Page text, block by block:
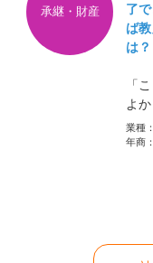
承継・財産
了
ば
は？
「
よ
か
わせ
業種：
年商：